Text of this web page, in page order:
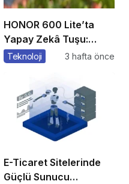
HONOR 600 Lite’ta
Yapay Zekâ Tuşu:
Özelliklere Erişmenin
Teknoloji 3 hafta önce
E-Ticaret Sitelerinde
Güçlü Sunucu